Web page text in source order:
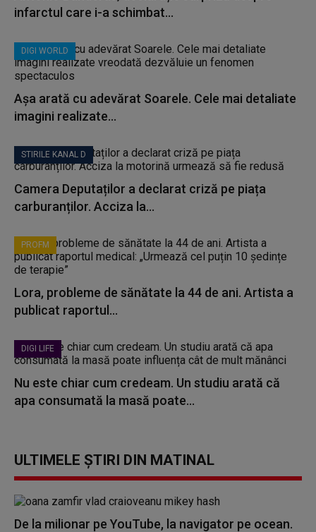
infarctul care i-a schimbat...
DIGI WORLD
Așa arată cu adevărat Soarele. Cele mai detaliate
imagini realizate...
STIRILE KANAL D
Camera Deputaților a declarat criză pe piața
carburanților. Acciza la...
PROFM
Lora, probleme de sănătate la 44 de ani. Artista a
publicat raportul...
DIGI LIFE
Nu este chiar cum credeam. Un studiu arată că
apa consumată la masă poate...
ULTIMELE ȘTIRI DIN MATINAL
De la milionar pe YouTube, la navigator pe ocean.